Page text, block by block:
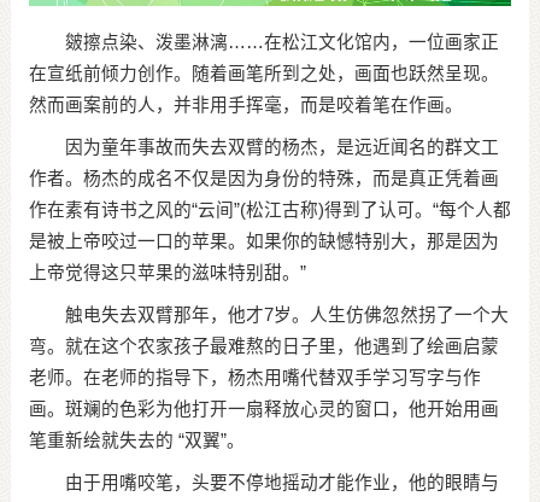
皴擦点染、泼墨淋漓……在松江文化馆内，一位画家正
在宣纸前倾力创作。随着画笔所到之处，画面也跃然呈现。
然而画案前的人，并非用手挥毫，而是咬着笔在作画。
因为童年事故而失去双臂的杨杰，是远近闻名的群文工
作者。杨杰的成名不仅是因为身份的特殊，而是真正凭着画
作在素有诗书之风的“云间”(松江古称)得到了认可。“每个人都
是被上帝咬过一口的苹果。如果你的缺憾特别大，那是因为
上帝觉得这只苹果的滋味特别甜。”
触电失去双臂那年，他才7岁。人生仿佛忽然拐了一个大
弯。就在这个农家孩子最难熬的日子里，他遇到了绘画启蒙
老师。在老师的指导下，杨杰用嘴代替双手学习写字与作
画。斑斓的色彩为他打开一扇释放心灵的窗口，他开始用画
笔重新绘就失去的 “双翼”。
由于用嘴咬笔，头要不停地摇动才能作业，他的眼睛与